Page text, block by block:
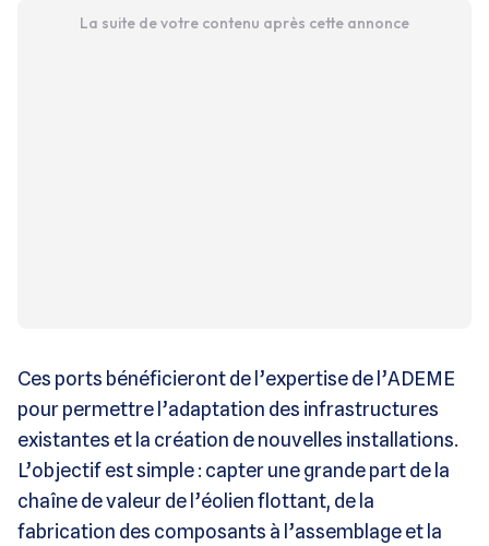
La suite de votre contenu après cette annonce
Ces ports bénéficieront de l’expertise de l’ADEME
pour permettre l’adaptation des infrastructures
existantes et la création de nouvelles installations.
L’objectif est simple : capter une grande part de la
chaîne de valeur de l’éolien flottant, de la
fabrication des composants à l’assemblage et la